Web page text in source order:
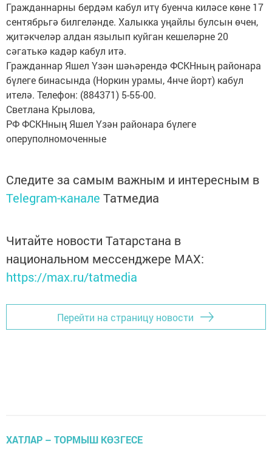
Гражданнарны бердәм кабул итү буенча киләсе көне 17
сентябрьгә билгеләнде. Халыкка уңайлы булсын өчен,
җитәкчеләр алдан язылып куйган кешеләрне 20
сәгатькә кадәр кабул итә.
Гражданнар Яшел Үзән шәһәрендә ФСКНның районара
бүлеге бинасында (Норкин урамы, 4нче йорт) кабул
ителә. Телефон: (884371) 5-55-00.
Светлана Крылова,
РФ ФСКНның Яшел Үзән районара бүлеге
оперуполномоченные
Следите за самым важным и интересным в
Telegram-канале Татмедиа
Читайте новости Татарстана в
национальном мессенджере MАХ:
https://max.ru/tatmedia
Перейти на страницу новости
ХАТЛАР – ТОРМЫШ КӨЗГЕСЕ